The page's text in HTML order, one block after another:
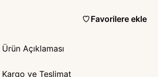
Favorilere ekle
Ürün Açıklaması
Kargo ve Teslimat